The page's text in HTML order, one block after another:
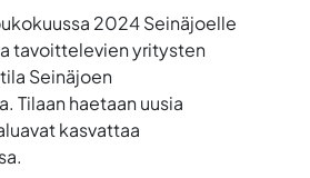
2024 Seinäjoelle
tavoittelevien yritysten
Seinäjoen
Tilaan haetaan uusia
kasvattaa